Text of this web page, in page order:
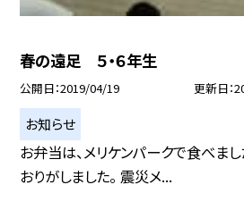
春の遠足 ５・６年生
公開日 2019/04/19 更新日
お知らせ
お弁当は、メリケンパークで食べま
おりがしました。 震災メ...